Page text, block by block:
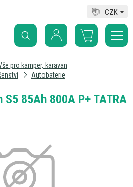
CZK
pro kamper, karavan
Autobaterie
85Ah 800A P+ TATRA